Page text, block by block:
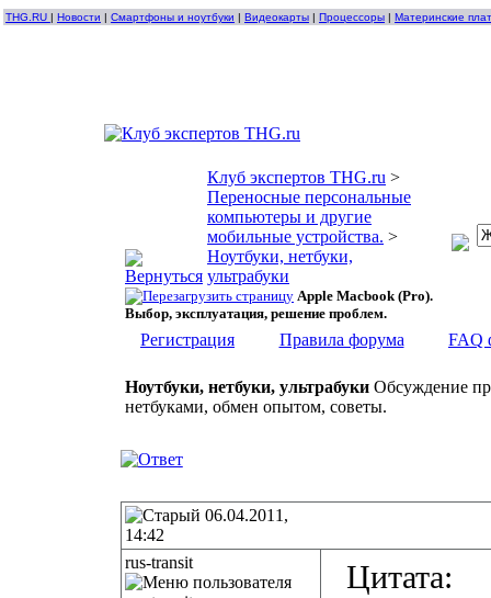
THG.RU | Новости | Смартфоны и ноутбуки | Видеокарты | Процессоры | Материнские
Клуб экспертов THG.ru >
Переносные персональные
компьютеры и другие
мобильные устройства. >
Ноутбуки, нетбуки,
ультрабуки
Apple Macbook (Pro).
Выбор, эксплуатация, решение проблем.
Регистрация Правила форума FAQ
Ноутбуки, нетбуки, ультрабуки Обсуждение
нетбуками, обмен опытом, советы.
06.04.2011,
14:42
rus-transit
Цитата: